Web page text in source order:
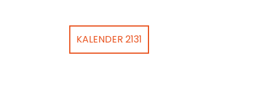
KALENDER 2131